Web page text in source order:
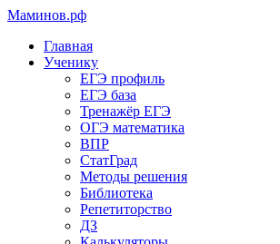
Маминов.рф
Главная
Ученику
ЕГЭ профиль
ЕГЭ база
Тренажёр ЕГЭ
ОГЭ математика
ВПР
СтатГрад
Методы решения
Библиотека
Репетиторство
ДЗ